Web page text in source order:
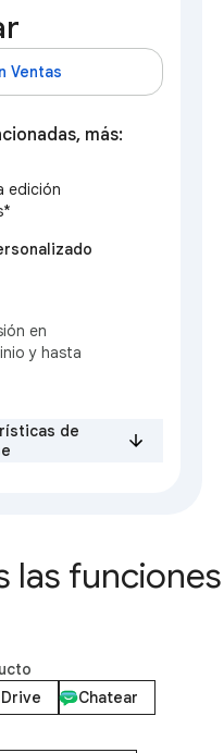
Ventas
más:
edición
en
y hasta
de
las funciones
Drive
Chatear